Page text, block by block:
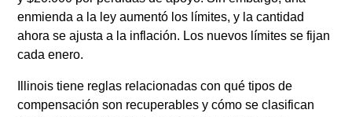
enmienda a la ley aumentó los límites, y la cantidad
ahora se ajusta a la inflación. Los nuevos límites se fijan
cada enero.
Illinois tiene reglas relacionadas con qué tipos de
compensación son recuperables y cómo se clasifican